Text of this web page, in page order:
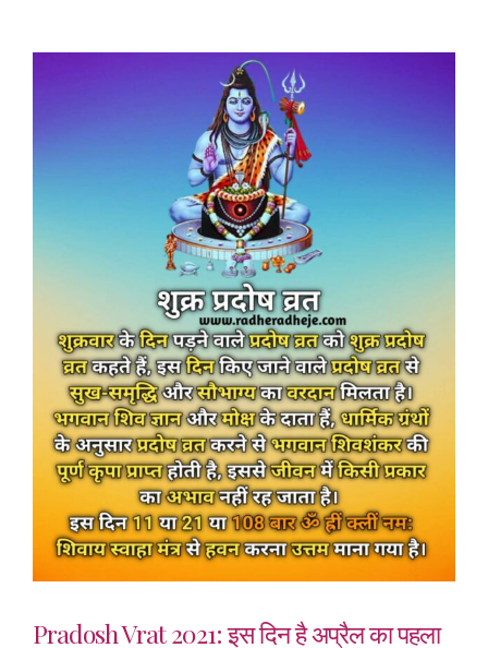
Pradosh Vrat 2021: इस दिन है अप्रैल का पहला